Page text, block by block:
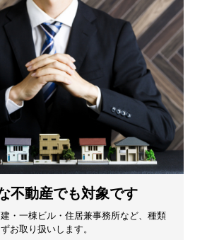
不動産でも対象です
・一棟ビル・住居兼事務所など、種類
お取り扱いします。